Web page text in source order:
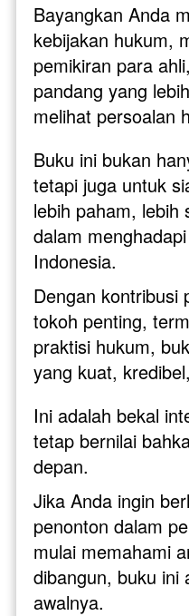
Bayangkan Anda
kebijakan hukum,
pemikiran para
pandang yang
melihat persoalan
Buku ini bukan
tetapi juga untuk
lebih paham, lebih
dalam
Indonesia.
Dengan kontribusi
tokoh penting,
praktisi hukum,
yang kuat,
Ini adalah bekal
tetap bernilai
depan.
Jika Anda ingin
penonton dalam
mulai memahami
dibangun, buku ini
awalnya.